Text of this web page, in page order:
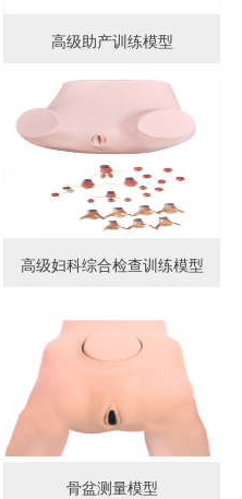
高级助产训练模型
高级妇科综合检查训练模型
骨盆测量模型